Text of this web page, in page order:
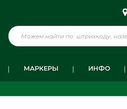
МАРКЕРЫ ИНФО